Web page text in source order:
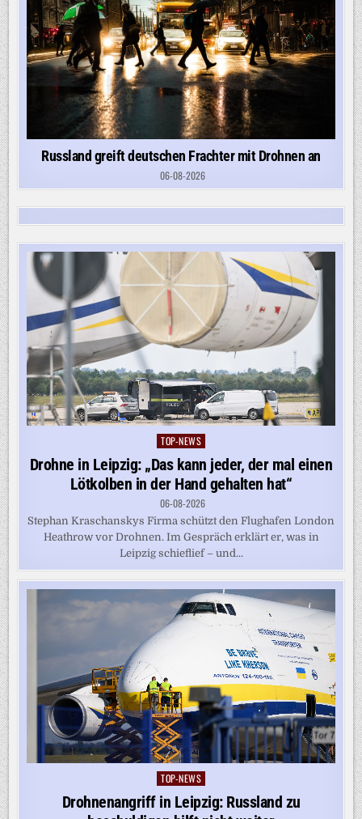
Russland greift deutschen Frachter mit Drohnen an
06-08-2026
Posted
in
TOP-NEWS
Drohne in Leipzig: „Das kann jeder, der mal einen
Lötkolben in der Hand gehalten hat“
06-08-2026
Stephan Kraschanskys Firma schützt den Flughafen London
Heathrow vor Drohnen. Im Gespräch erklärt er, was in
Leipzig schieflief – und...
Posted
in
TOP-NEWS
Drohnenangriff in Leipzig: Russland zu